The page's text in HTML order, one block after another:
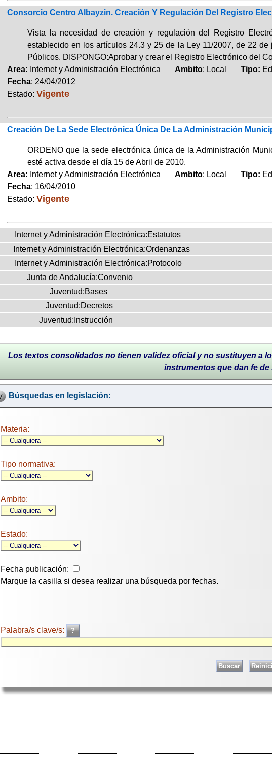
Consorcio Centro Albayzin. Creación Y Regulación Del Registro
Vista la necesidad de creación y regulación del Registro
establecido en los artículos 24.3 y 25 de la Ley 11/2007, de 22
Públicos. DISPONGO:Aprobar y crear el Registro Electrónico del
Area: Internet y Administración Electrónica Ambito: Local Tipo:
Fecha: 24/04/2012
Estado: Vigente
Creación De La Sede Electrónica Única De La Administración
ORDENO que la sede electrónica única de la Administración
esté activa desde el día 15 de Abril de 2010.
Area: Internet y Administración Electrónica Ambito: Local Tipo:
Fecha: 16/04/2010
Estado: Vigente
Internet y Administración Electrónica:Estatutos
Internet y Administración Electrónica:Ordenanzas
Internet y Administración Electrónica:Protocolo
Junta de Andalucía:Convenio
Juventud:Bases
Juventud:Decretos
Juventud:Instrucción
Los textos consolidados no tienen validez oficial y no sustituyen a
instrumentos que dan fe
Búsquedas en legislación:
Materia:
Tipo normativa:
Ambito:
Estado:
Fecha publicación:
Marque la casilla si desea realizar una búsqueda por fechas.
Palabra/s clave/s: